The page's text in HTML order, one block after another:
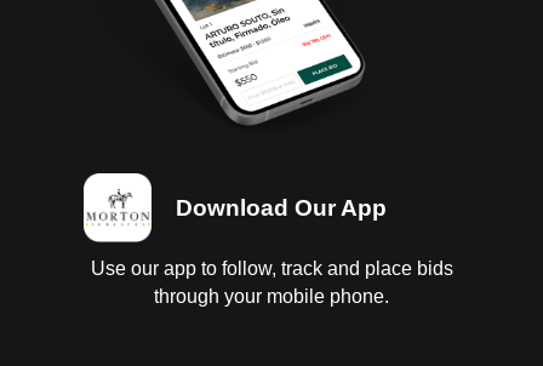
Download Our App
Use our app to follow, track and place bids
through your mobile phone.